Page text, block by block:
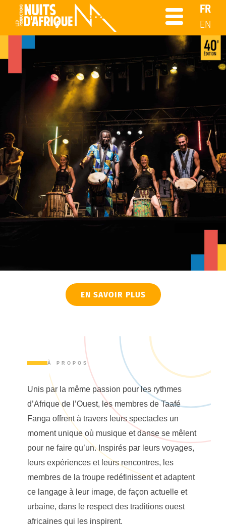
FR
EN
EN SAVOIR PLUS
À PROPOS
Unis par la même passion pour les rythmes
d’Afrique de l’Ouest, les membres de Taafé
Fanga offrent à travers leurs spectacles un
moment unique où musique et danse se mêlent
pour ne faire qu’un. Inspirés par leurs voyages,
leurs expériences et leurs rencontres, les
membres de la troupe redéfinissent et adaptent
ce langage à leur image, de façon actuelle et
urbaine, dans le respect des traditions ouest
africaines qui les inspirent.